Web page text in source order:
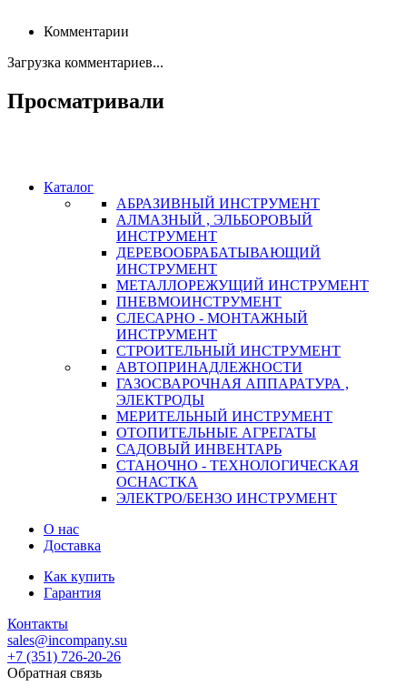
Комментарии
Загрузка комментариев...
Просматривали
Каталог
АБРАЗИВНЫЙ ИНСТРУМЕНТ
АЛМАЗНЫЙ , ЭЛЬБОРОВЫЙ
ИНСТРУМЕНТ
ДЕРЕВООБРАБАТЫВАЮЩИЙ
ИНСТРУМЕНТ
МЕТАЛЛОРЕЖУЩИЙ ИНСТРУМЕНТ
ПНЕВМОИНСТРУМЕНТ
СЛЕСАРНО - МОНТАЖНЫЙ
ИНСТРУМЕНТ
СТРОИТЕЛЬНЫЙ ИНСТРУМЕНТ
АВТОПРИНАДЛЕЖНОСТИ
ГАЗОСВАРОЧНАЯ АППАРАТУРА ,
ЭЛЕКТРОДЫ
МЕРИТЕЛЬНЫЙ ИНСТРУМЕНТ
ОТОПИТЕЛЬНЫЕ АГРЕГАТЫ
САДОВЫЙ ИНВЕНТАРЬ
СТАНОЧНО - ТЕХНОЛОГИЧЕСКАЯ
ОСНАСТКА
ЭЛЕКТРО/БЕНЗО ИНСТРУМЕНТ
О нас
Доставка
Как купить
Гарантия
Контакты
sales@incompany.su
+7 (351) 726-20-26
Обратная связь